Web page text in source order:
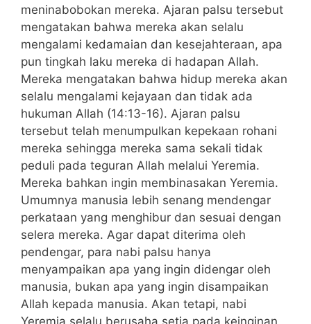
meninabobokan mereka. Ajaran palsu tersebut
mengatakan bahwa mereka akan selalu
mengalami kedamaian dan kesejahteraan, apa
pun tingkah laku mereka di hadapan Allah.
Mereka mengatakan bahwa hidup mereka akan
selalu mengalami kejayaan dan tidak ada
hukuman Allah (14:13-16). Ajaran palsu
tersebut telah menumpulkan kepekaan rohani
mereka sehingga mereka sama sekali tidak
peduli pada teguran Allah melalui Yeremia.
Mereka bahkan ingin membinasakan Yeremia.
Umumnya manusia lebih senang mendengar
perkataan yang menghibur dan sesuai dengan
selera mereka. Agar dapat diterima oleh
pendengar, para nabi palsu hanya
menyampaikan apa yang ingin didengar oleh
manusia, bukan apa yang ingin disampaikan
Allah kepada manusia. Akan tetapi, nabi
Yeremia selalu berusaha setia pada keinginan